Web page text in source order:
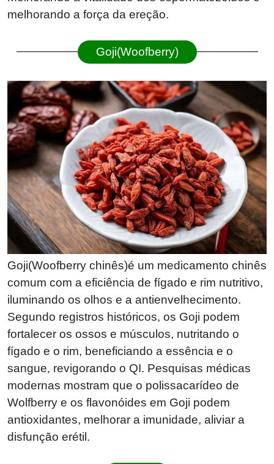
melhorando a força da ereção.
Goji(Woofberry)
Goji(Woofberry chinês)é um medicamento chinês
comum com a eficiência de fígado e rim nutritivo,
iluminando os olhos e a antienvelhecimento.
Segundo registros históricos, os Goji podem
fortalecer os ossos e músculos, nutritando o
fígado e o rim, beneficiando a essência e o
sangue, revigorando o QI. Pesquisas médicas
modernas mostram que o polissacarídeo de
Wolfberry e os flavonóides em Goji podem
antioxidantes, melhorar a imunidade, aliviar a
disfunção erétil.